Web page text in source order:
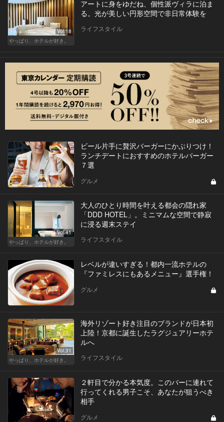
Vol.18
やっぱり、ホテルが好き。
アートに身をゆだね、個性派ヴィラに泊ま
る。光が美しい円形空間で非日常体験を
ライフスタイル
ビール片手に贅沢バーガーにかぶりつけ！
ランチデートにおすすめのホテルバーガー
７選
グルメ
Vol.41
やっぱり、ホテルが好き。
大人のひとり時間を叶える都会の隠れ家
「DDD HOTEL」。ミニマムな空間で静寂
に浸る週末ステイ
ライフスタイル
レベルが違いすぎる！都内一流ホテルの
『ファミレスにもあるメニュー』選手権！
グルメ
Vol.31
やっぱり、ホテルが好き。
海外リゾート好き注目のブランドが日本初
上陸！京都に誕生したラグジュアリーホテ
ルへ
ライフスタイル
２軒目で分かる本気度。このバーに連れて
行ってくれる男子こそ、あなたが狙うべき
相手
グルメ